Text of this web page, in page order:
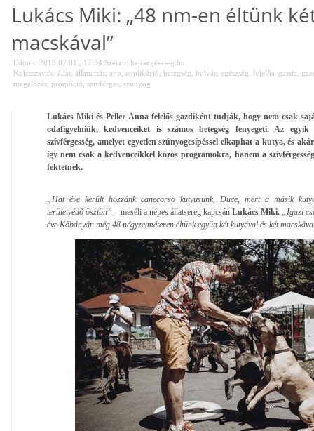
Lukács Miki: „48 nm-en éltünk
macskával”
Dátum: 2018.07.01., 17:34 Szerző: hajraegeszseg.hu
Kulcsszavak: állat állattartás app applikáció betegség bulvár egészség felelős gazda
megelőzés promóció szívférges szúnyog
Lukács Miki és Peller Anna felelős gazdiként tudják, hogy nem csak
odafigyelniük, kedvenceiket is számos betegség fenyegeti. Az
szívférgesség, amelyet egyetlen szúnyogcsípéssel elkaphat a kutya, és
így nem csak a kedvenceikkel közös programokra, hanem a
fektetnek.
„Hat éve került hozzánk canecorso kutyusunk, Duce, mert a másik
területvédő ösztön” – meséli a népes állatsereg kapcsán Lukács Miki.
„Igazi
éve Kőbányán még 48 négyzetméteren éltünk együtt két kutyával és két